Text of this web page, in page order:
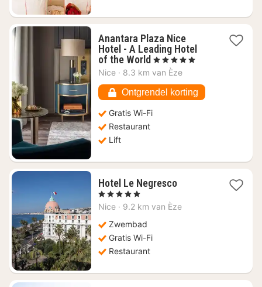
Anantara Plaza Nice
Hotel - A Leading Hotel
of the World 1
nacht
€
776,36
, 5 Sterren
Nice · 8.3 km van Èze
Ontgrendel korting
Gratis Wi-Fi
Restaurant
Lift
Hotel Le Negresco1
vanaf
, 5 Sterren
Nice · 9.2 km van Èze
Zwembad
Gratis Wi-Fi
Restaurant